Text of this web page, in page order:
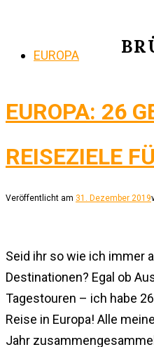
EUROPA
EUROPA: 26
REISEZIELE
Veröffentlicht am 31. Dezember 2019
Seid ihr so wie ich immer
Destinationen? Egal ob
Tagestouren – ich habe
Reise in Europa! Alle
Jahr